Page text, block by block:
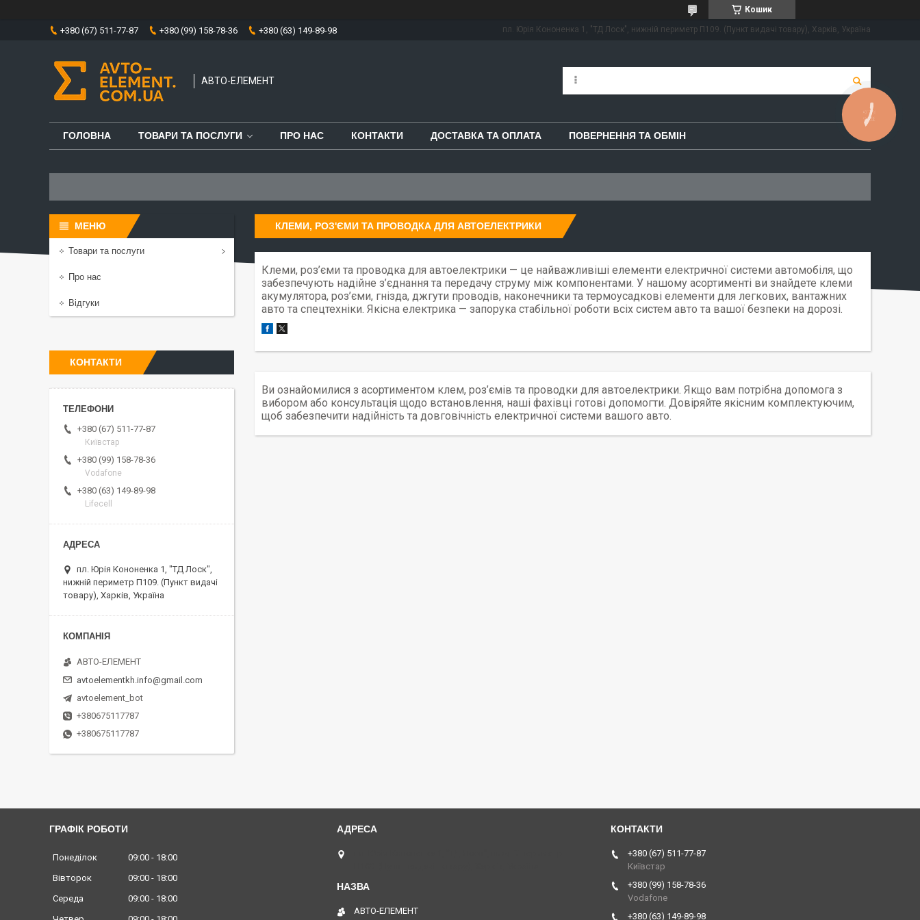
Кошик
+380 (67) 511-77-87 +380 (99) 158-78-36 +380 (63) 149-89-98 пл. Юрія Кононенка 1, "ТД Лоск", нижній периметр П109. (Пункт видачі товару), Харків, Україна
АВТО-ЕЛЕМЕНТ
ГОЛОВНА ТОВАРИ ТА ПОСЛУГИ ПРО НАС КОНТАКТИ ДОСТАВКА ТА ОПЛАТА ПОВЕРНЕННЯ ТА ОБМІН
КЛЕМИ, РОЗ'ЄМИ ТА ПРОВОДКА ДЛЯ АВТОЕЛЕКТРИКИ
Клеми, роз’єми та проводка для автоелектрики — це найважливіші елементи електричної системи автомобіля, що
забезпечують надійне з’єднання та передачу струму між компонентами. У нашому асортименті ви знайдете клеми
акумулятора, роз’єми, гнізда, джгути проводів, наконечники та термоусадкові елементи для легкових, вантажних
авто та спецтехніки. Якісна електрика — запорука стабільної роботи всіх систем авто та вашої безпеки на дорозі.
Ви ознайомилися з асортиментом клем, роз’ємів та проводки для автоелектрики. Якщо вам потрібна допомога з
вибором або консультація щодо встановлення, наші фахівці готові допомогти. Довіряйте якісним комплектуючим,
щоб забезпечити надійність та довговічність електричної системи вашого авто.
Товари та послуги
Про нас
Відгуки
КОНТАКТИ
+380 (67) 511-77-87
Київстар
+380 (99) 158-78-36
Vodafone
+380 (63) 149-89-98
Lifecell
пл. Юрія Кононенка 1, "ТД Лоск",
нижній периметр П109. (Пункт видачі
товару), Харків, Україна
АВТО-ЕЛЕМЕНТ
avtoelementkh.info@gmail.com
avtoelement_bot
+380675117787
+380675117787
ГРАФІК РОБОТИ
Понеділок 09:00
18:00
Вівторок
09:00
18:00
Середа
09:00
18:00
АВТО-ЕЛЕМЕНТ
+380 (67) 511-77-87
Київстар
+380 (99) 158-78-36
Vodafone
+380 (63) 149-89-98
КНОПКА
ЗВ'ЯЗКУ